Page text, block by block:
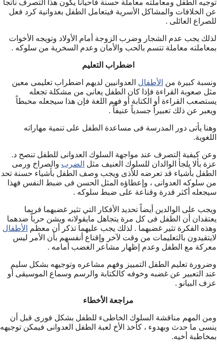
توجيه الطفل ومعاملته معاملة حسنة فأحياناً يكون هذا التصرف ناتجاً
عن الخلافات والمشاكل الأسرية فيتعامل الطفل بعدوانية كرد فعل
للصراع العائلى .
لذلك يجب عدم الشجار وضرب الزوجة أمام الأولاد وتويجه الأخوات
بمعاملته معاملة تتسم بالحب والأمان وعدم السخرية من سلوكه .
اضطراب التعليم
ونسبة كبيرة من الأطفال العدوانيين لديهم اضطراب تعليمى معين
مثل صعوبة القراءة فإذا كان الطفل يعانى من مشكلة تجعله
يستصعب القراءة أو الكتابة أو فهم اللغة فإن هذا سيجعله محبطاً
ويعبر عن ذلك تعبيراً جسدياً عنيفاً .
وهنا يأتى دور المدرسة فى مساعدة الطفل على تنمية مهاراته
اللغوية.
وعن كيفية التصرف عند مواجهة السلوك العدوانى للطفل تنصح د.
عزة بألا يلجأ الوالدان للسلوك العنيف مثل الضرب والصراخ ورمى
الطفل بأشياء قد تعرضه للأذى ويجب وصف الطفل بأشياء حسنة تحد
من سلوكه العدوانى ، وإعطاؤه المثل الحسن فى ضبط النفس فهذا
سيجعله أكثر قدرة وقناعة على ضبط سلوكه .
ويجب على الوالدين أيضاً تحديد الأفكار التي تثير غضبهما فربما
يعتقدان أن الطفل فى كل مرة يتجاهل مايقولانه ويشن حرباً ضدهما
وهذه الفكرة تثير غضبهما . لذلك يجب عليهما تذكر أن معظم
الأطفال
لايتقيدون بالتعليمات من وقت لآخر وإقناع أنفسهم بأن الأمر ليس
معركة مع الطفل وعدم إظهار مشاعر الغضب أمامه .
وضرورة تعليم الطفل التمييز وفهم مشاعره وتوجيهه بشكل سليم
عند التعبير عن غضبه وخوفه كالكتابة والرسم وسماع الموسيقى أو
عزف البيانو .
مراجعة الأخطاء
ومن المهم مناقشة السلوك الخاطىء للطفل بشكل فورى قبل أن
ينسى ما حدث وبهدوء ، كأخذ الأخ لعبة الطفل العدوانى فيمكن توجيهه
بمخاطبة أخيه.